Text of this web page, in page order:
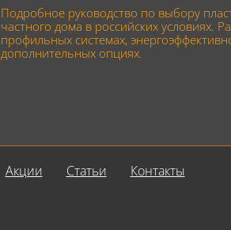
Подробное руководство по выбору
частного дома в российских условиях.
профильных системах,
дополнительных опциях.
Акции Статьи Контакты